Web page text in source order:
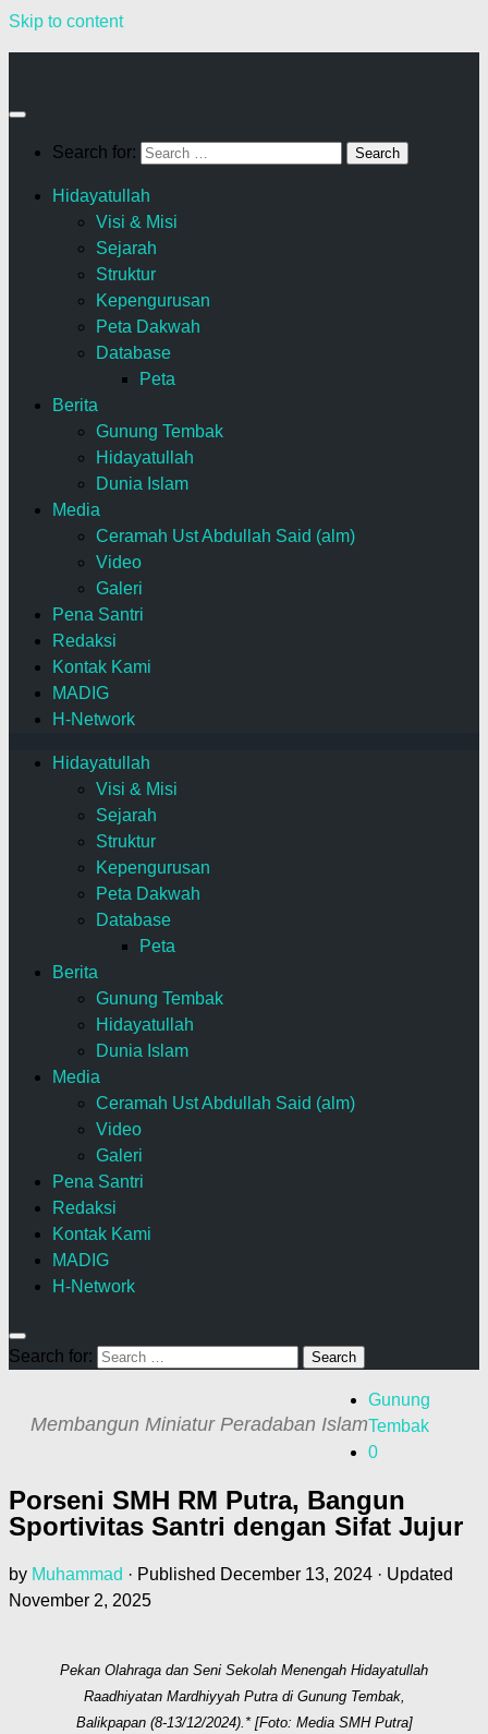
Skip to content
Search for:
Hidayatullah
Visi & Misi
Sejarah
Struktur
Kepengurusan
Peta Dakwah
Database
Peta
Berita
Gunung Tembak
Hidayatullah
Dunia Islam
Media
Ceramah Ust Abdullah Said (alm)
Video
Galeri
Pena Santri
Redaksi
Kontak Kami
MADIG
H-Network
Hidayatullah
Visi & Misi
Sejarah
Struktur
Kepengurusan
Peta Dakwah
Database
Peta
Berita
Gunung Tembak
Hidayatullah
Dunia Islam
Media
Ceramah Ust Abdullah Said (alm)
Video
Galeri
Pena Santri
Redaksi
Kontak Kami
MADIG
H-Network
Search for:
Membangun Miniatur Peradaban Islam
Gunung
Tembak
0
Porseni SMH RM Putra, Bangun
Sportivitas Santri dengan Sifat Jujur
by Muhammad · Published December 13, 2024 · Updated
November 2, 2025
Pekan Olahraga dan Seni Sekolah Menengah Hidayatullah
Raadhiyatan Mardhiyyah Putra di Gunung Tembak,
Balikpapan (8-13/12/2024).* [Foto: Media SMH Putra]